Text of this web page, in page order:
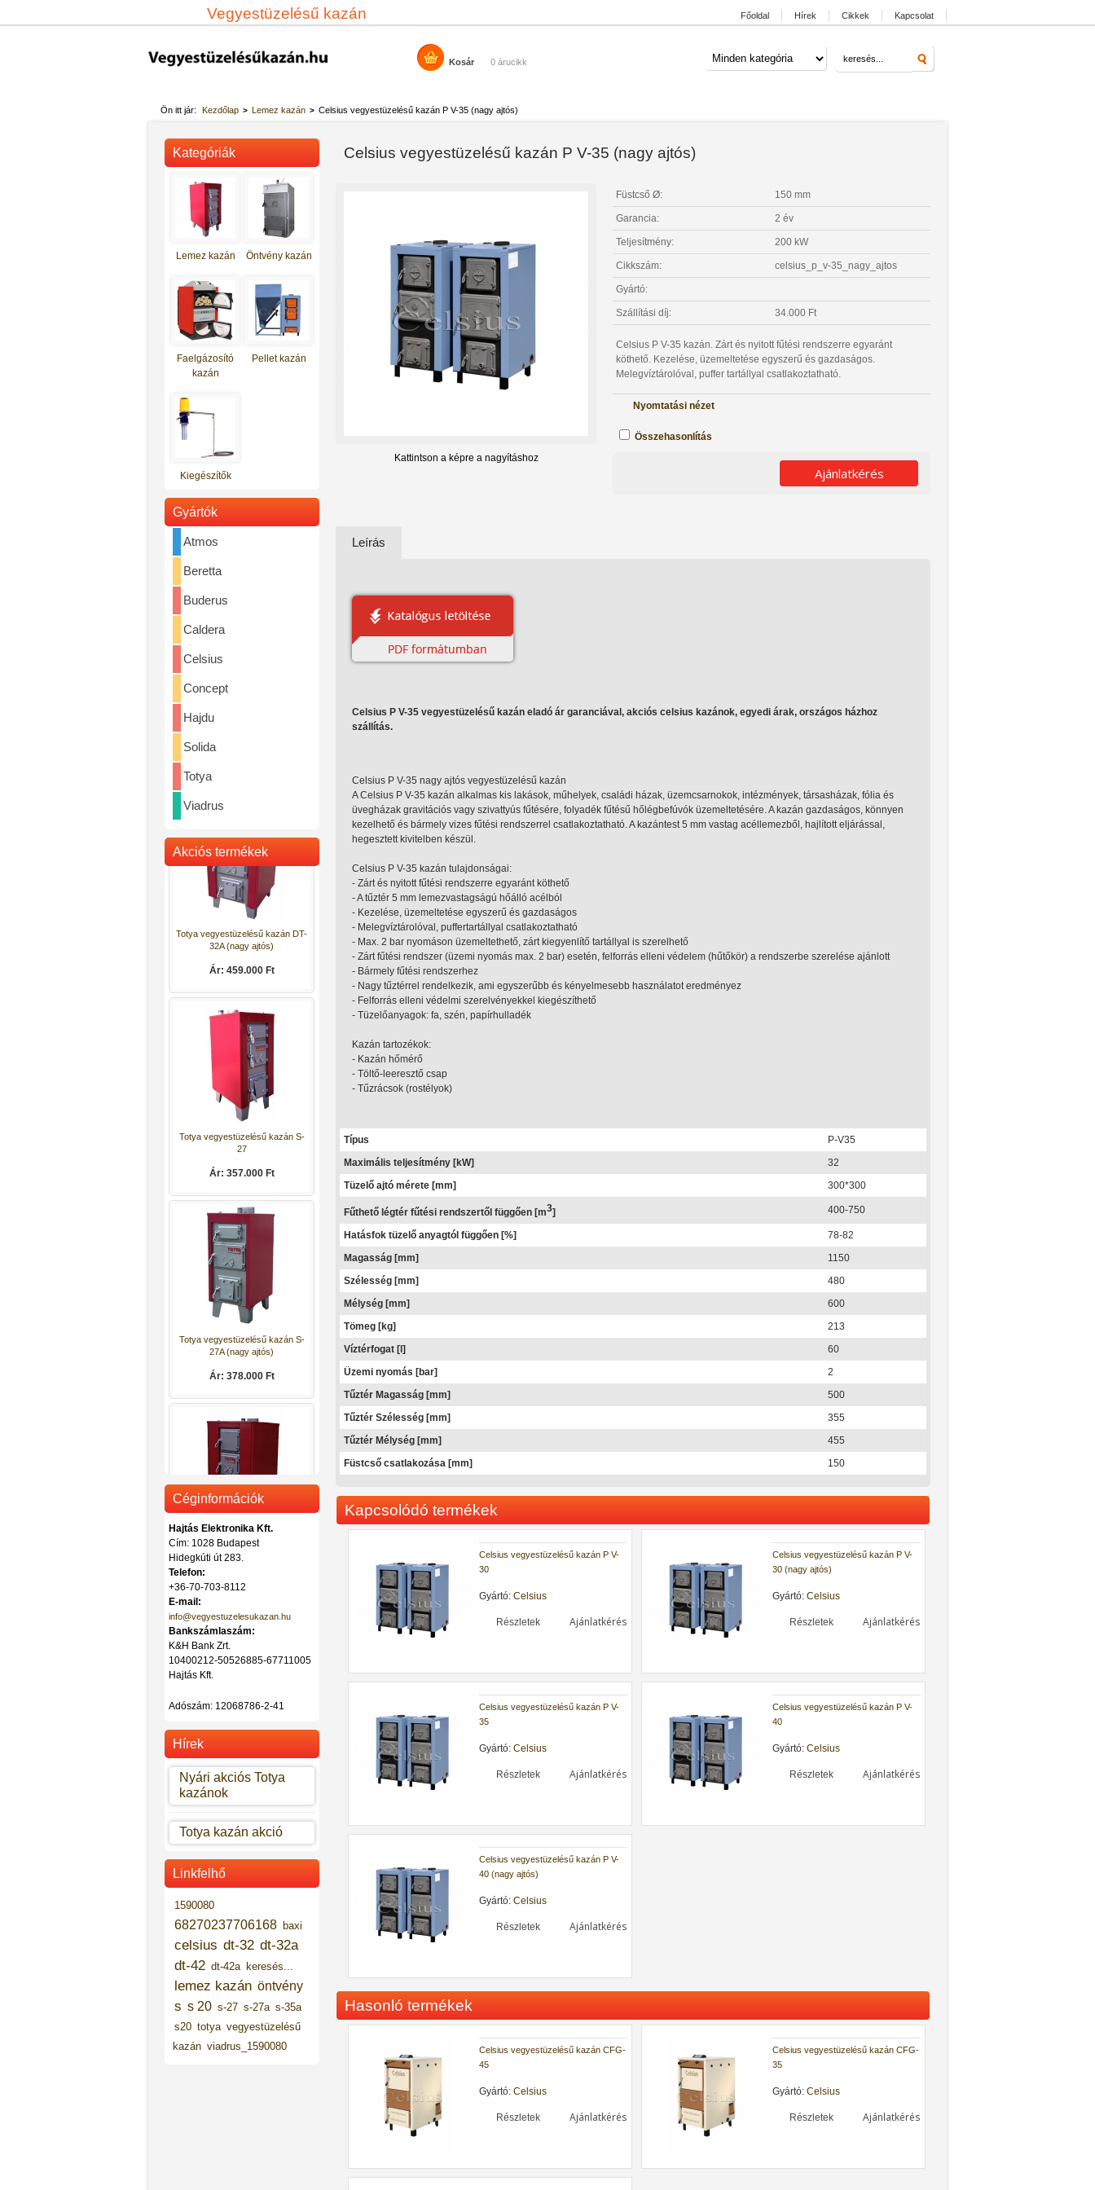
Vegyestüzelésű kazán Főoldal Hírek Cikkek Kapcsolat
Kosár 0 árucikk
Ön itt jár: Kezdőlap > Lemez kazán > Celsius vegyestüzelésű kazán P V-35 (nagy ajtós)
Celsius vegyestüzelésű kazán P V-35 (nagy ajtós)
Kattintson a képre a nagyításhoz
Füstcső Ø: 150 mm
Garancia: 2 év
Teljesítmény: 200 kW
Cikkszám: celsius_p_v-35_nagy_ajtos
Gyártó:
Szállítási díj: 34.000 Ft
Celsius P V-35 kazán. Zárt és nyitott fűtési rendszerre egyaránt
köthető. Kezelése, üzemeltetése egyszerű és gazdaságos.
Melegvíztárolóval, puffer tartállyal csatlakoztatható.
Nyomtatási nézet
Összehasonlítás
Ajánlatkérés
Leírás
Celsius P V-35 vegyestüzelésű kazán eladó ár garanciával, akciós celsius kazánok, egyedi árak, országos házhoz
szállítás.
Celsius P V-35 nagy ajtós vegyestüzelésű kazán
A Celsius P V-35 kazán alkalmas kis lakások, műhelyek, családi házak, üzemcsarnokok, intézmények, társasházak, fólia és
üvegházak gravitációs vagy szivattyús fűtésére, folyadék fűtésű hőlégbefúvók üzemeltetésére. A kazán gazdaságos, könnyen
kezelhető és bármely vizes fűtési rendszerrel csatlakoztatható. A kazántest 5 mm vastag acéllemezből, hajlított eljárással,
hegesztett kivitelben készül.
Celsius P V-35 kazán tulajdonságai:
- Zárt és nyitott fűtési rendszerre egyaránt köthető
- A tűztér 5 mm lemezvastagságú hőálló acélból
- Kezelése, üzemeltetése egyszerű és gazdaságos
- Melegvíztárolóval, puffertartállyal csatlakoztatható
- Max. 2 bar nyomáson üzemeltethető, zárt kiegyenlítő tartállyal is szerelhető
- Zárt fűtési rendszer (üzemi nyomás max. 2 bar) esetén, felforrás elleni védelem (hűtőkör) a rendszerbe szerelése ajánlott
- Bármely fűtési rendszerhez
- Nagy tűztérrel rendelkezik, ami egyszerűbb és kényelmesebb használatot eredményez
- Felforrás elleni védelmi szerelvényekkel kiegészíthető
- Tüzelőanyagok: fa, szén, papírhulladék
Kazán tartozékok:
- Kazán hőmérő
- Töltő-leeresztő csap
- Tűzrácsok (rostélyok)
Típus
P-V35
Maximális teljesítmény [kW]
32
Tüzelő ajtó mérete [mm]
300*300
Fűthető légtér fűtési rendszertől függően [m3] 400-750
Hatásfok tüzelő anyagtól függően [%]
78-82
Magasság [mm]
1150
Szélesség [mm]
480
Mélység [mm]
600
Tömeg [kg]
213
Víztérfogat [l]
60
Üzemi nyomás [bar]
2
Tűztér Magasság [mm]
500
Tűztér Szélesség [mm]
355
Tűztér Mélység [mm]
455
Füstcső csatlakozása [mm]
150
Kapcsolódó termékek
Celsius vegyestüzelésű kazán P V-
30
Gyártó: Celsius
Részletek Ajánlatkérés
Celsius vegyestüzelésű kazán P V-
30 (nagy ajtós)
Gyártó: Celsius
Részletek Ajánlatkérés
Celsius vegyestüzelésű kazán P V-
35
Gyártó: Celsius
Részletek Ajánlatkérés
Celsius vegyestüzelésű kazán P V-
40
Gyártó: Celsius
Részletek Ajánlatkérés
Celsius vegyestüzelésű kazán P V-
40 (nagy ajtós)
Gyártó: Celsius
Részletek Ajánlatkérés
Hasonló termékek
Celsius vegyestüzelésű kazán CFG-
45
Gyártó: Celsius
Részletek Ajánlatkérés
Celsius vegyestüzelésű kazán CFG-
35
Gyártó: Celsius
Részletek Ajánlatkérés
Kategóriák
Lemez kazán Öntvény kazán
Faelgázosító
kazán
Pellet kazán
Kiegészítők
Gyártók
Atmos
Beretta
Buderus
Caldera
Celsius
Concept
Hajdu
Solida
Totya
Viadrus
Akciós termékek
Totya vegyestüzelésű kazán S-
Totya vegyestüzelésű kazán S-
Totya vegyestüzelésű kazán DT-
Totya vegyestüzelésű kazán DT-
32A (nagy ajtós)
Totya vegyestüzelésű kazán S-
27
Totya vegyestüzelésű kazán S-
27A (nagy ajtós)
Totya vegyestüzelésű kazán DT-
Céginformációk
Hajtás Elektronika Kft.
Cím: 1028 Budapest
Hidegkúti út 283.
Telefon:
+36-70-703-8112
E-mail:
info@vegyestuzelesukazan.hu
Bankszámlaszám:
K&H Bank Zrt.
10400212-50526885-67711005
Hajtás Kft.
Adószám: 12068786-2-41
Hírek
Nyári akciós Totya
kazánok
Totya kazán akció
Linkfelhő
1590080
68270237706168 baxi
celsius dt-32 dt-32a
dt-42 dt-42a keresés...
lemez kazán öntvény
s s 20 s-27 s-27a s-35a
s20 totya vegyestüzelésű
kazán viadrus_1590080